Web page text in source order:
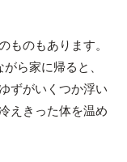
ものもあります。
ら家に帰ると、
ずがいくつか浮い
えきった体を温め